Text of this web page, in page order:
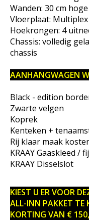
Wanden: 30 cm
Vloerplaat:
Hoekrongen: 4
Chassis: volledig
chassis
AANHANGWAGEN
Black - edition
Zwarte velgen
Koprek
Kenteken +
Rij klaar maak
KRAAY Gaaskleed /
KRAAY Disselslot
KIEST U ER VOOR
ALL-INN PAKKET TE
KORTING VAN €